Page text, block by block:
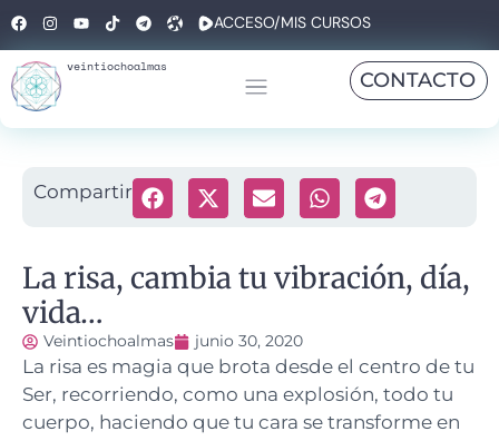
ACCESO/MIS CURSOS
veintiochoalmas
CONTACTO
Compartir
La risa, cambia tu vibración, día,
vida…
Veintiochoalmas junio 30, 2020
La risa es magia que brota desde el centro de tu
Ser, recorriendo, como una explosión, todo tu
cuerpo, haciendo que tu cara se transforme en